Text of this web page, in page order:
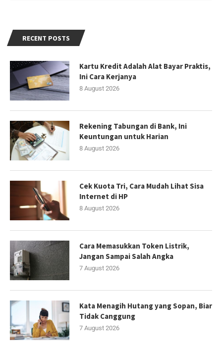
RECENT POSTS
Kartu Kredit Adalah Alat Bayar Praktis,
Ini Cara Kerjanya
8 August 2026
Rekening Tabungan di Bank, Ini
Keuntungan untuk Harian
8 August 2026
Cek Kuota Tri, Cara Mudah Lihat Sisa
Internet di HP
8 August 2026
Cara Memasukkan Token Listrik,
Jangan Sampai Salah Angka
7 August 2026
Kata Menagih Hutang yang Sopan, Biar
Tidak Canggung
7 August 2026